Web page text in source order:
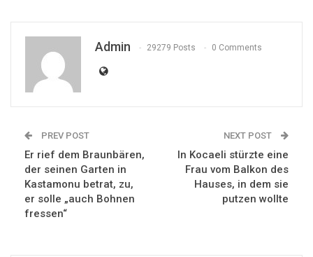
Admin 29279 Posts 0 Comments
PREV POST
Er rief dem Braunbären,
der seinen Garten in
Kastamonu betrat, zu,
er solle „auch Bohnen
fressen“
NEXT POST
In Kocaeli stürzte eine
Frau vom Balkon des
Hauses, in dem sie
putzen wollte